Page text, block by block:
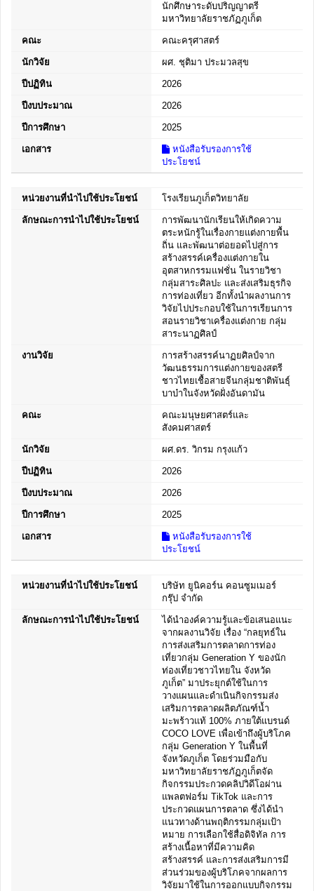
นักศึกษาระดับปริญญาตรี
มหาวิทยาลัยราชภัฏภูเก็ต
คณะ คณะครุศาสตร์
นักวิจัย ผศ. ชุติมา ประมวลสุข
ปีปฏิทิน 2026
ปีงบประมาณ 2026
ปีการศึกษา 2025
เอกสาร
หนังสือรับรองการใช้
ประโยชน์
หน่วยงานที่นำไปใช้ประโยชน์ โรงเรียนภูเก็ตวิทยาลัย
ลักษณะการนำไปใช้ประโยชน์
การพัฒนานักเรียนให้เกิดความ
ตระหนักรู้ในเรื่องกายแต่งกายพื้น
ถิ่น และพัฒนาต่อยอดไปสู่การ
สร้างสรรค์เครื่องแต่งกายใน
อุตสาหกรรมแฟชั่น ในรายวิชา
กลุ่มสาระศิลปะ และส่งเสริมธุรกิจ
การท่องเที่ยว อีกทั้งนำผลงานการ
วิจัยไปประกอบใช้ในการเรียนการ
สอนรายวิชาเครื่องแต่งกาย กลุ่ม
สาระนาฏศิลป์
งานวิจัย
การสร้างสรรค์นาฏยศิลป์จาก
วัฒนธรรมการแต่งกายของสตรี
ชาวไทยเชื้อสายจีนกลุ่มชาติพันธุ์
บาบ๋าในจังหวัดฝั่งอันดามัน
คณะ
คณะมนุษยศาสตร์และ
สังคมศาสตร์
นักวิจัย ผศ.ดร. วิกรม กรุงแก้ว
ปีปฏิทิน 2026
ปีงบประมาณ 2026
ปีการศึกษา 2025
เอกสาร
หนังสือรับรองการใช้
ประโยชน์
หน่วยงานที่นำไปใช้ประโยชน์
บริษัท ยูนิคอร์น คอนซูมเมอร์
กรุ๊ป จำกัด
ลักษณะการนำไปใช้ประโยชน์
ได้นำองค์ความรู้และข้อเสนอแนะ
จากผลงานวิจัย เรื่อง “กลยุทธ์ใน
การส่งเสริมการตลาดการท่อง
เที่ยวกลุ่ม Generation Y ของนัก
ท่องเที่ยวชาวไทยใน จังหวัด
ภูเก็ต” มาประยุกต์ใช้ในการ
วางแผนและดำเนินกิจกรรมส่ง
เสริมการตลาดผลิตภัณฑ์น้ำ
มะพร้าวแท้ 100% ภายใต้แบรนด์
COCO LOVE เพื่อเข้าถึงผู้บริโภค
กลุ่ม Generation Y ในพื้นที่
จังหวัดภูเก็ต โดยร่วมมือกับ
มหาวิทยาลัยราชภัฏภูเก็ตจัด
กิจกรรมประกวดคลิปวิดีโอผ่าน
แพลตฟอร์ม TikTok และการ
ประกวดแผนการตลาด ซึ่งได้นำ
แนวทางด้านพฤติกรรมกลุ่มเป้า
หมาย การเลือกใช้สื่อดิจิทัล การ
สร้างเนื้อหาที่มีความคิด
สร้างสรรค์ และการส่งเสริมการมี
ส่วนร่วมของผู้บริโภคจากผลการ
วิจัยมาใช้ในการออกแบบกิจกรรม